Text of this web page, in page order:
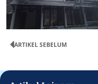
ARTIKEL SEBELUM